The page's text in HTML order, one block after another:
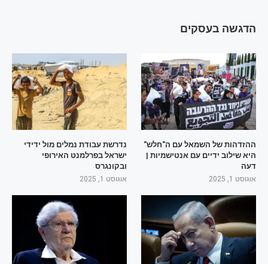
הדגשה בעסקים
ההזדהות של השמאל עם ה"חלש"
היא שילוב ידיים עם אנטישמיות |
דעה
אוגוסט 1, 2025
נדרשת עבודת נמלים מול ידידי
ישראל בפרלמנט האירופי
ובקונגרס
אוגוסט 1, 2025